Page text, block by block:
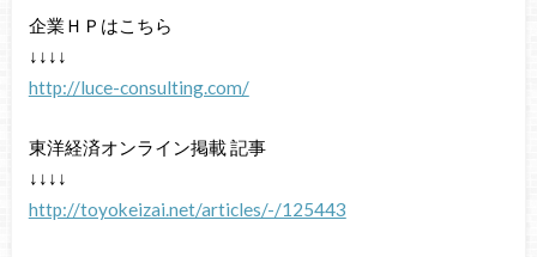
企業ＨＰはこちら
↓↓↓↓
http://luce-consulting.com/
東洋経済オンライン掲載 記事
↓↓↓↓
http://toyokeizai.net/articles/-/125443